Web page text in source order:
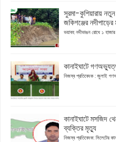
সুরমা-কুশিয়ারায়
জকিগঞ্জের নদীপাড়ের
ভয়াবহ নদীভাঙন রোধে ১
কানাইঘাটে
নিজস্ব প্রতিবেদক : জুলাই
কানাইঘাটে মসজিদ
ব্যক্তির মৃত্যু
নিজস্ব প্রতিবেদক: সিলেটের